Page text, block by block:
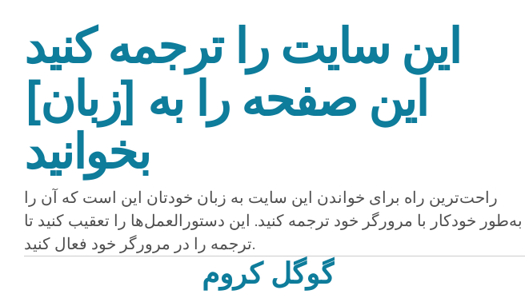
این سایت را ترجمه کنید
این صفحه را به [زبان]
بخوانید
راحت‌ترین راه برای خواندن این سایت به زبان خودتان این است که آن را
به‌طور خودکار با مرورگر خود ترجمه کنید. این دستورالعمل‌ها را تعقیب کنید تا
ترجمه را در مرورگر خود فعال کنید.
گوگل کروم